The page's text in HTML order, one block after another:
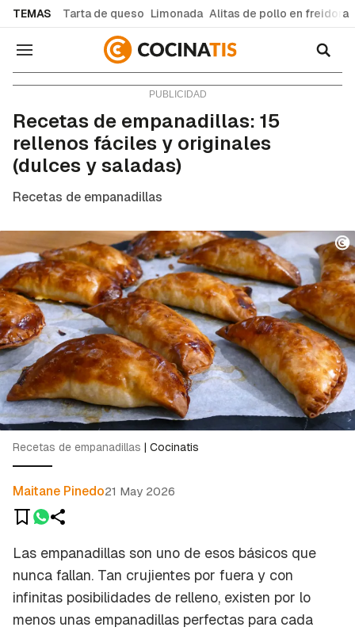
TEMAS Tarta de queso Limonada Alitas de pollo en freidora
Navegación
Recetas de empanadillas: 15
rellenos fáciles y originales
(dulces y saladas)
Recetas de empanadillas
Recetas de empanadillas | Cocinatis
Maitane Pinedo21 May 2026
Las empanadillas son uno de esos básicos que
nunca fallan. Tan crujientes por fuera y con
infinitas posibilidades de relleno, existen por lo
menos unas empanadillas perfectas para cada